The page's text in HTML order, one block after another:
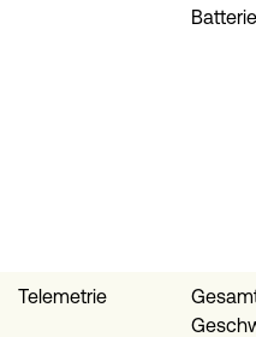
Telemetrie